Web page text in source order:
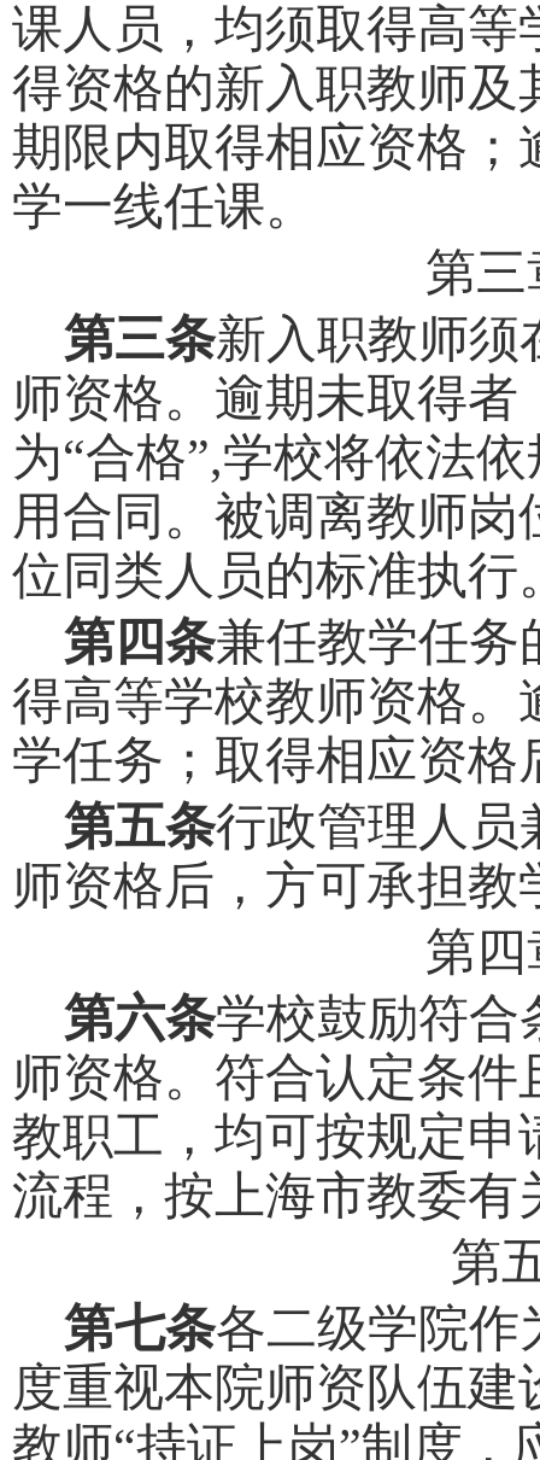
课人员，均须取得高
得资格的新入职教师及
期限内取得相应资格；
学一线任课。
第三
第三条新入职教师须
师资格。 逾期未取得者
为“合格”,学校将依法
用合同。 被调离教师岗
位同类人员的标准执行
第四条兼任教学任务
得高等学校教师资格。
学任务；取得相应资格
第五条行政管理人员
师资格后，方可承担教
第四
第六条学校鼓励符合
师资格。 符合认定条件
教职工 ， 均可按规定申
流程 ， 按上海市教委有
第
第七条各二级学院作
度重视本院师资队伍
教师“持证上岗”制度，